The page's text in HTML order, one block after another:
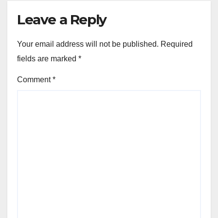
Leave a Reply
Your email address will not be published. Required
fields are marked *
Comment*